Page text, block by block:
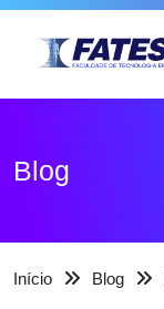
Blog
Início Blog